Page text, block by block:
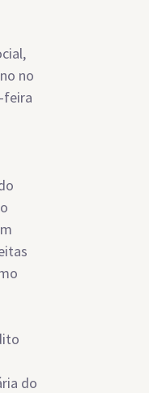
no
feira
do